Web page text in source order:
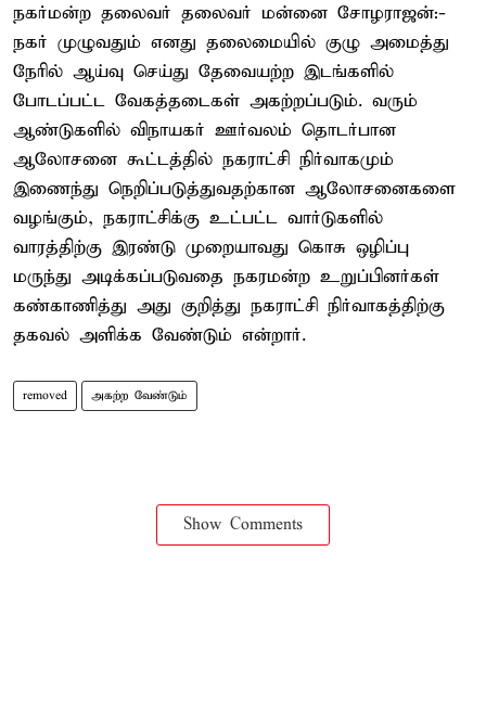
நகர்மன்ற தலைவர் தலைவர் மன்னை சோழராஜன்:-
நகர் முழுவதும் எனது தலைமையில் குழு அமைத்து
நேரில் ஆய்வு செய்து தேவையற்ற இடங்களில்
போடப்பட்ட வேகத்தடைகள் அகற்றப்படும். வரும்
ஆண்டுகளில் விநாயகர் ஊர்வலம் தொடர்பான
ஆலோசனை கூட்டத்தில் நகராட்சி நிர்வாகமும்
இணைந்து நெறிப்படுத்துவதற்கான ஆலோசனைகளை
வழங்கும், நகராட்சிக்கு உட்பட்ட வார்டுகளில்
வாரத்திற்கு இரண்டு முறையாவது கொசு ஒழிப்பு
மருந்து அடிக்கப்படுவதை நகரமன்ற உறுப்பினர்கள்
கண்காணித்து அது குறித்து நகராட்சி நிர்வாகத்திற்கு
தகவல் அளிக்க வேண்டும் என்றார்.
removed அகற்ற வேண்டும்
Show Comments